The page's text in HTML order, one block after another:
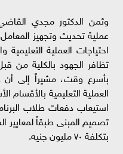
وثمن الدكتور مجدي
عملية تحديث وتجهيز
احتياجات العملية
تظافر الجهود بالكلية من
العملية التعليمية
استيعاب دفعات طلاب
تصميم المبنى طبقاً لمعايير
بتكلفة ٧٠ مليون جنيه.